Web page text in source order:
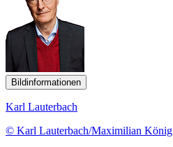
Bildinformationen
Karl Lauterbach
© Karl Lauterbach/Maximilian König